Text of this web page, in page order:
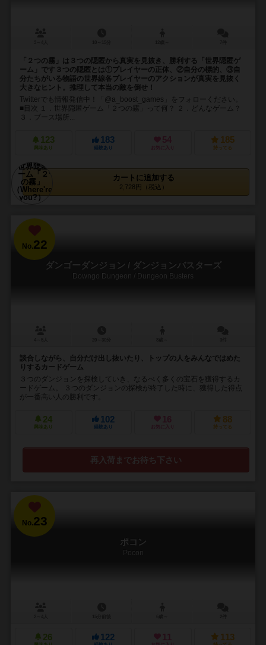
「２つの霧」は３つの隠匿から真実を見抜き、勝利する「世界隠匿ゲ
ーム」です３つの隠匿とは①プレイヤーの正体、②自分の標的、③自
分たちがいる物語の世界線各プレイヤーのアクションが真実を見抜く
大きなヒント。推理して本当の敵を倒せ！
Twitterでも情報発信中！「@a_boost_games」をフォローください。
■目次 １．世界隠匿ゲーム「２つの霧」って何？ ２．どんなゲーム？
３．ブース場所...
123
興味あり
183
経験あり
54
お気に入り
185
持ってる
カートに追加する
2,728円（税込）
No.22
ダンゴーダンジョン / ダンジョンバスターズ
Downgo Dungeon / Dungeon Busters
談合しながら、自分だけ出し抜いたり、トップの人をみんなではめた
りするカードゲーム
３つのダンジョンを探検していき、なるべく多くの宝石を獲得するカ
ードゲーム。 ３つのダンジョンの探検が終了した時に、獲得した得点
が一番高い人の勝利です。
24
興味あり
102
経験あり
16
お気に入り
88
持ってる
再入荷までお待ち下さい
No.23
ポコン
Pocon
26 122 11 113